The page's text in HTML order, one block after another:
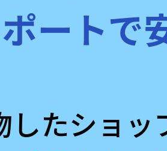
ートで
したショッ